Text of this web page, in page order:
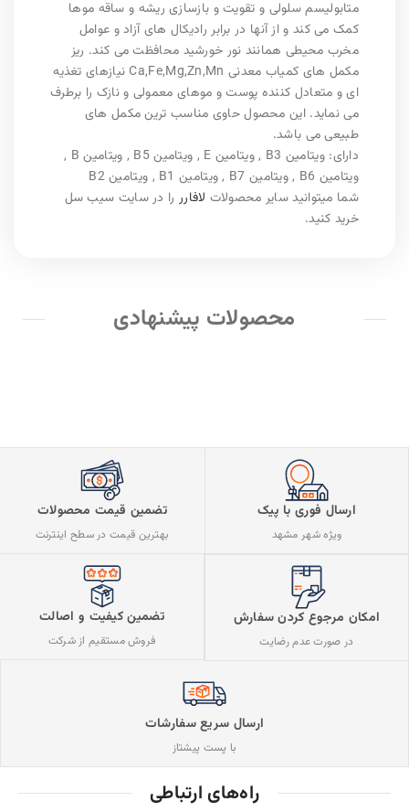
متابولیسم سلولی و تقویت و بازسازی ریشه و ساقه موها
کمک می کند و از آنها در برابر رادیکال های آزاد و عوامل
مخرب محیطی همانند نور خورشید محافظت می کند. ریز
مکمل های کمیاب معدنی Ca,Fe,Mg,Zn,Mn نیازهای تغذیه
ای و متعادل کننده پوست و موهای معمولی و نازک را برطرف
می نماید. این محصول حاوی مناسب ترین مکمل های
طبیعی می باشد.
دارای: ویتامین B3 , ویتامین E , ویتامین B5 , ویتامین B ,
ویتامین B6 , ویتامین B7 , ویتامین B1 , ویتامین B2
شما میتوانید سایر محصولات لافارر را در سایت سیب سل
خرید کنید.
محصولات پیشنهادی
ارسال فوری با پیک
ویژه شهر مشهد
تضمین قیمت محصولات
بهترین قیمت در سطح اینترنت
امکان مرجوع کردن سفارش
در صورت عدم رضایت
تضمین کیفیت و اصالت
فروش مستقیم از شرکت
ارسال سریع سفارشات
با پست پیشتاز
راه‌های ارتباطی